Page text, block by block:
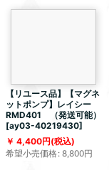
【リユース品】【マグネ
ットポンプ】レイシー
RMD401 （発送可能）
[ay03-40219430]
4,400円(税込)
希望小売価格: 8,800円